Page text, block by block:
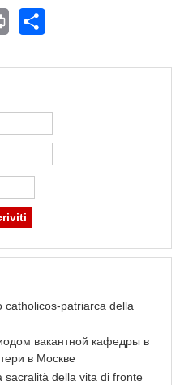
catholicos-patriarca della
вакантной кафедры в
в Москве
sacralità della vita di fronte